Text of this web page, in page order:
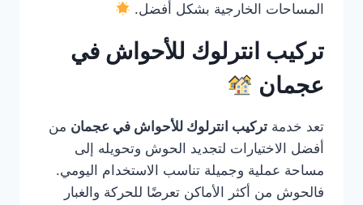
المساحات الخارجية بشكل أفضل.
تركيب انترلوك للأحواش في
عجمان
تعد خدمة تركيب انترلوك للأحواش في عجمان من
أفضل الاختيارات لتجديد الحوش وتحويله إلى
مساحة عملية وجميلة تناسب الاستخدام اليومي.
فالحوش من أكثر الأماكن تعرضًا للحركة والغبار